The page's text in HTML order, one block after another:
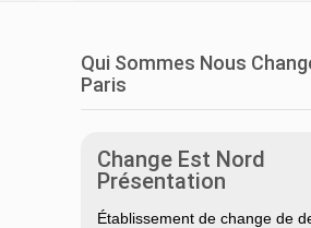
Qui Sommes Nous
Paris
Change Est Nord
Présentation
Établissement de change de